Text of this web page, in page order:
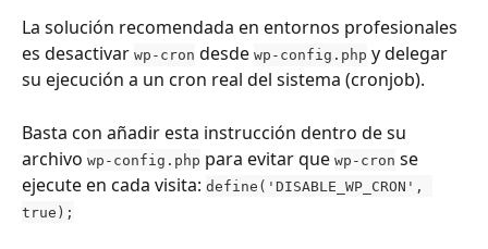
La solución recomendada en entornos profesionales
es desactivar wp-cron desde wp-config.php y delegar
su ejecución a un cron real del sistema (cronjob).
Basta con añadir esta instrucción dentro de su
archivo wp-config.php para evitar que wp-cron se
ejecute en cada visita: define('DISABLE_WP_CRON',
true);